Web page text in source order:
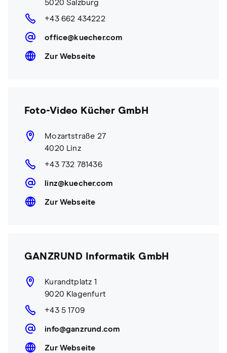
5020 Salzburg
+43 662 434222
office@kuecher.com
Zur Webseite
Foto-Video Kücher GmbH
Mozartstraße 27
4020 Linz
+43 732 781436
linz@kuecher.com
Zur Webseite
GANZRUND Informatik GmbH
Kurandtplatz 1
9020 Klagenfurt
+43 5 1709
info@ganzrund.com
Zur Webseite